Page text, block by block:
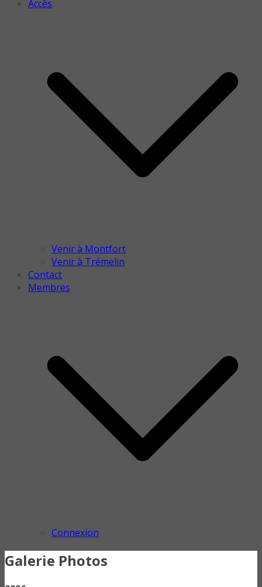
Accès
Venir à Montfort
Venir à Trémelin
Contact
Membres
Connexion
Galerie Photos